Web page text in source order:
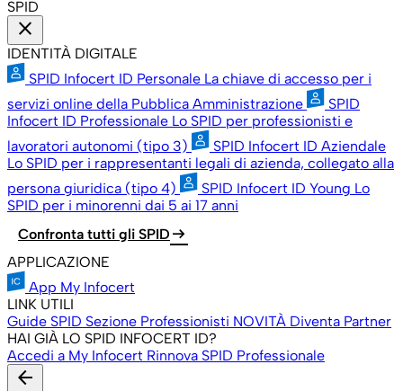
SPID
close
IDENTITÀ DIGITALE
SPID Infocert ID Personale La chiave di accesso per i
servizi online della Pubblica Amministrazione
SPID
Infocert ID Professionale Lo SPID per professionisti e
lavoratori autonomi (tipo 3)
SPID Infocert ID Aziendale
Lo SPID per i rappresentanti legali di azienda, collegato alla
persona giuridica (tipo 4)
SPID Infocert ID Young Lo
SPID per i minorenni dai 5 ai 17 anni
Confronta tutti gli SPID arrow_right_alt
APPLICAZIONE
App My Infocert
LINK UTILI
Guide SPID Sezione Professionisti NOVITÀ Diventa Partner
HAI GIÀ LO SPID INFOCERT ID?
Accedi a My Infocert Rinnova SPID Professionale
arrow_back